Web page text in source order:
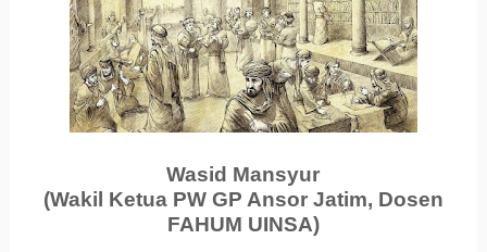
Wasid Mansyur
(Wakil Ketua PW GP Ansor Jatim, Dosen
FAHUM UINSA)